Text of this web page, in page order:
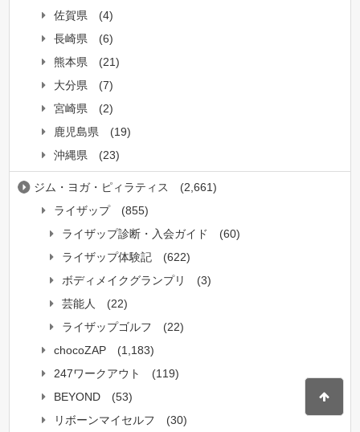
佐賀県
(4)
長崎県
(6)
熊本県
(21)
大分県
(7)
宮崎県
(2)
鹿児島県
(19)
沖縄県
(23)
ジム・ヨガ・ピィラティス
(2,661)
ライザップ
(855)
ライザップ診断・入会ガイド
(60)
ライザップ体験記
(622)
ボディメイクグランプリ
(3)
芸能人
(22)
ライザップゴルフ
(22)
chocoZAP
(1,183)
247ワークアウト
(119)
BEYOND
(53)
リボーンマイセルフ
(30)